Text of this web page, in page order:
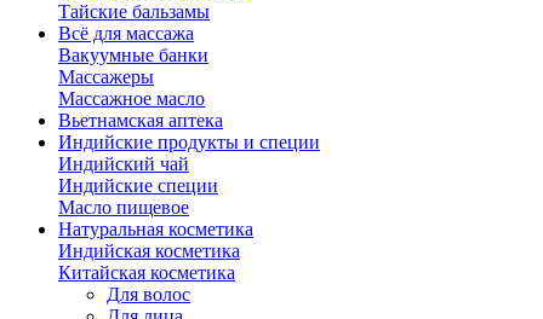
Тайские бальзамы
Всё для массажа
Вакуумные банки
Массажеры
Массажное масло
Вьетнамская аптека
Индийские продукты и специи
Индийский чай
Индийские специи
Масло пищевое
Натуральная косметика
Индийская косметика
Китайская косметика
Для волос